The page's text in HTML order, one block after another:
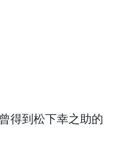
得到松下幸之助的